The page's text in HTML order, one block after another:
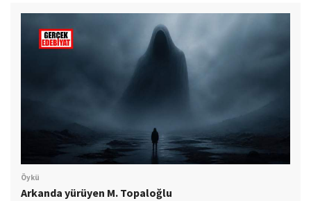
Öykü
Arkanda yürüyen M. Topaloğlu